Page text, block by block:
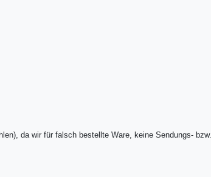
da wir für falsch bestellte Ware, keine Sendungs- bzw.